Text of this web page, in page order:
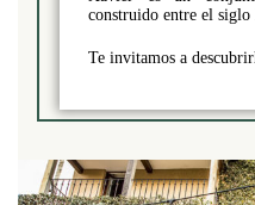
construido entre el
Te invitamos a